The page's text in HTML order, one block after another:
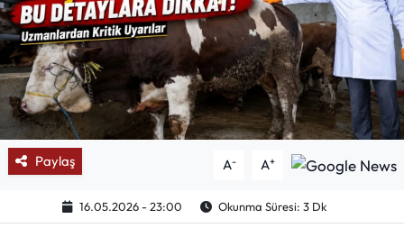
Paylaş A- A+
16.05.2026 - 23:00 Okunma Süresi: 3 Dk
Manşet
Köşe Yazıları
Karikatür Galeri
BIK
ASTROLOJİ